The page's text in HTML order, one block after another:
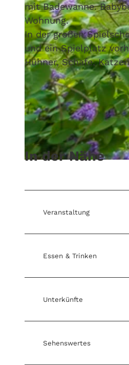
mit Badewanne.
Wohnung.
In der großen
und ein Spielplatz
Hühner, Schafe,
In der Nähe
Veranstaltung
Essen & Trinken
Unterkünfte
Sehenswertes